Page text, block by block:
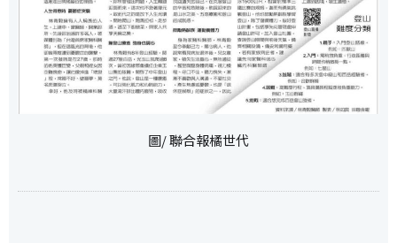
圖/ 聯合報橘世代